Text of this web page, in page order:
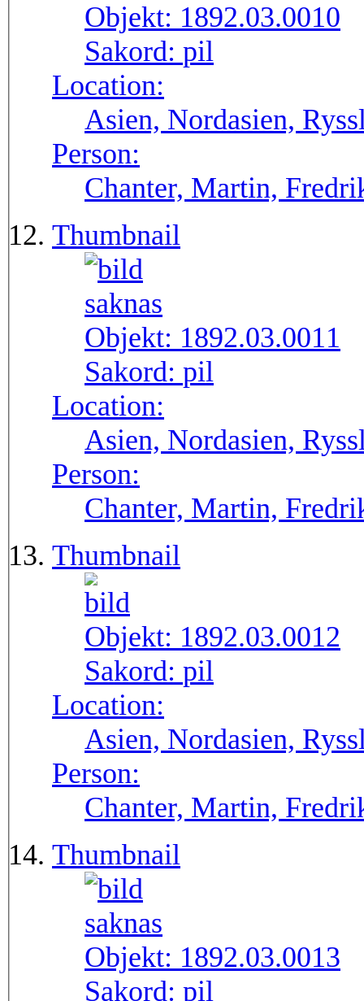
Objekt: 1892.03.0010
Sakord: pil
Location:
Asien, Nordasien,
Person:
Chanter, Martin,
Thumbnail
Objekt: 1892.03.0011
Sakord: pil
Location:
Asien, Nordasien,
Person:
Chanter, Martin,
Thumbnail
Objekt: 1892.03.0012
Sakord: pil
Location:
Asien, Nordasien,
Person:
Chanter, Martin,
Thumbnail
Objekt: 1892.03.0013
Sakord: pil